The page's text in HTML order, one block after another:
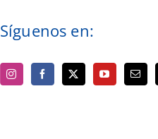
Síguenos en: